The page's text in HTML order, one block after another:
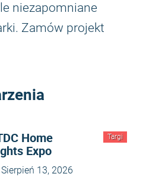
niezapomniane
Zamów projekt
Targi
Home
Expo
Sierpień 13, 2026